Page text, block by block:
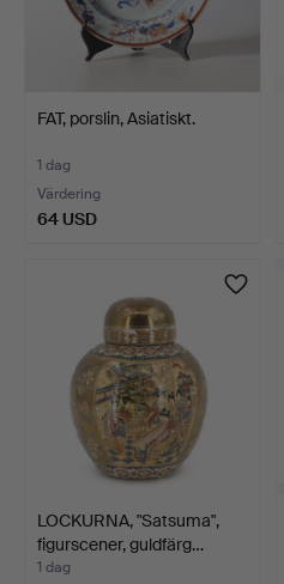
FAT, porslin, Asiatiskt.
1 dag
Värdering
64 USD
LOCKURNA, "Satsuma",
figurscener, guldfärg…
1 dag